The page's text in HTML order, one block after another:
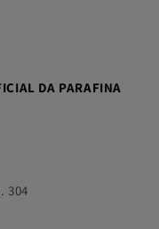
DA PARAFINA
304